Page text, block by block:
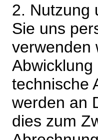
2. Nutzung
Sie uns
verwenden
technische
werden an
dies zum